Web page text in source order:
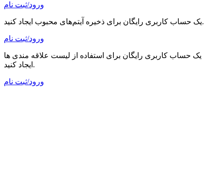
ورود/ثبت نام
یک حساب کاربری رایگان برای ذخیره آیتم‌های محبوب ایجاد کنید.
ورود/ثبت نام
یک حساب کاربری رایگان برای استفاده از لیست علاقه مندی ها
ایجاد کنید.
ورود/ثبت نام